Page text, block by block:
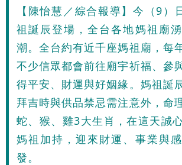
子...請還我們平靜
氣象女神累了？白海豚
本尊：懊惱到現在
陳時中選前夜「淋雨道歉
已知輸了…無奈又不平
大爆發！3颱風+1熱帶低
析對台影響
「南卡」最快今生成 挑
週雨越下越大
【陳怡慧／綜合報導】今（9）
祖誕辰登場，全台各地媽祖廟
潮。全台約有近千座媽祖廟，每
不少信眾都會前往廟宇祈福、參
得平安、財運與好姻緣。媽祖誕
拜吉時與供品禁忌需注意外，命
蛇、猴、雞3大生肖，在這天誠
媽祖加持，迎來財運、事業與
發。